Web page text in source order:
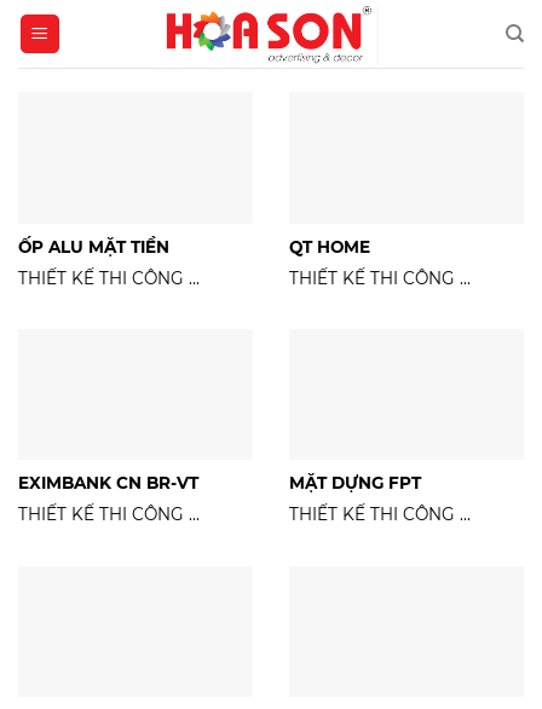
Skip
content
ỐP ALU MẶT TIỀN
THIẾT KẾ THI CÔNG ...
QT HOME
THIẾT KẾ THI CÔNG ...
EXIMBANK CN BR-VT
THIẾT KẾ THI CÔNG ...
MẶT DỰNG FPT
THIẾT KẾ THI CÔNG ...